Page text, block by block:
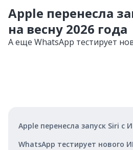
Apple перенесла
на весну 2026 года
А еще WhatsApp тестирует
Apple перенесла запуск Siri с
WhatsApp тестирует нового